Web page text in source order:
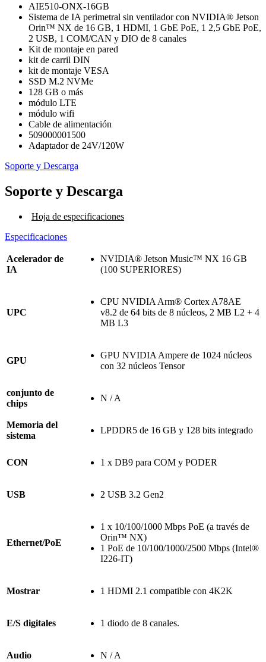
AIE510-ONX-16GB
Sistema de IA perimetral sin ventilador con NVIDIA® Jetson
Orin™ NX de 16 GB, 1 HDMI, 1 GbE PoE, 1 2,5 GbE PoE,
2 USB, 1 COM/CAN y DIO de 8 canales
Kit de montaje en pared
kit de carril DIN
kit de montaje VESA
SSD M.2 NVMe
128 GB o más
módulo LTE
módulo wifi
Cable de alimentación
509000001500
Adaptador de 24V/120W
Soporte y Descarga
Soporte y Descarga
Hoja de especificaciones
Especificaciones
Acelerador de
IA
NVIDIA® Jetson Music™ NX 16 GB
(100 SUPERIORES)
UPC
CPU NVIDIA Arm® Cortex A78AE
v8.2 de 64 bits de 8 núcleos, 2 MB L2 + 4
MB L3
GPU
GPU NVIDIA Ampere de 1024 núcleos
con 32 núcleos Tensor
conjunto de
chips
N / A
Memoria del
sistema
LPDDR5 de 16 GB y 128 bits integrado
CON 1 x DB9 para COM y PODER
USB 2 USB 3.2 Gen2
Ethernet/PoE
1 x 10/100/1000 Mbps PoE (a través de
Orin™ NX)
1 PoE de 10/100/1000/2500 Mbps (Intel®
I226-IT)
Mostrar 1 HDMI 2.1 compatible con 4K2K
E/S digitales 1 diodo de 8 canales.
Audio N / A